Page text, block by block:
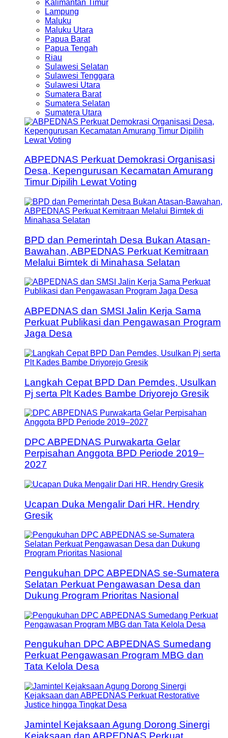
Kalimantan Timur
Lampung
Maluku
Maluku Utara
Papua Barat
Papua Tengah
Riau
Sulawesi Selatan
Sulawesi Tenggara
Sulawesi Utara
Sumatera Barat
Sumatera Selatan
Sumatera Utara
ABPEDNAS Perkuat Demokrasi Organisasi
Desa, Kepengurusan Kecamatan Amurang
Timur Dipilih Lewat Voting
BPD dan Pemerintah Desa Bukan Atasan-
Bawahan, ABPEDNAS Perkuat Kemitraan
Melalui Bimtek di Minahasa Selatan
ABPEDNAS dan SMSI Jalin Kerja Sama
Perkuat Publikasi dan Pengawasan Program
Jaga Desa
Langkah Cepat BPD Dan Pemdes, Usulkan
Pj serta Plt Kades Bambe Driyorejo Gresik
DPC ABPEDNAS Purwakarta Gelar
Perpisahan Anggota BPD Periode 2019–
2027
Ucapan Duka Mengalir Dari HR. Hendry
Gresik
Pengukuhan DPC ABPEDNAS se-Sumatera
Selatan Perkuat Pengawasan Desa dan
Dukung Program Prioritas Nasional
Pengukuhan DPC ABPEDNAS Sumedang
Perkuat Pengawasan Program MBG dan
Tata Kelola Desa
Jamintel Kejaksaan Agung Dorong Sinergi
Kejaksaan dan ABPEDNAS Perkuat